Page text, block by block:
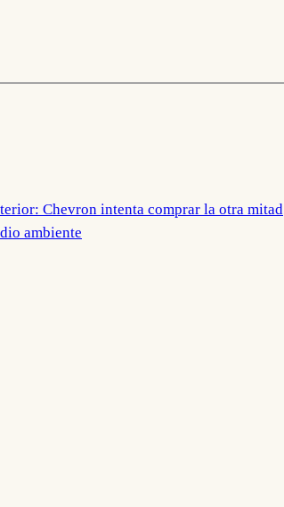
Chevron intenta comprar la otra mitad
ambiente